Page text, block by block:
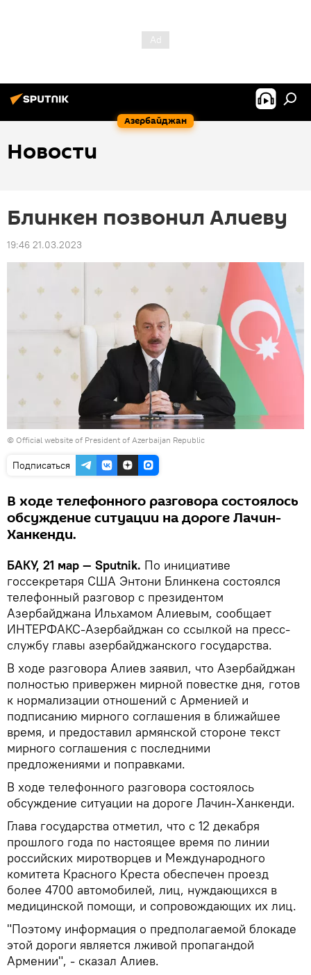
Азербайджан
Новости
Блинкен позвонил Алиеву
19:46 21.03.2023
© Official website of President of Azerbaijan Republic
Подписаться
В ходе телефонного разговора состоялось
обсуждение ситуации на дороге Лачин-
Ханкенди.
БАКУ, 21 мар — Sputnik. По инициативе
госсекретаря США Энтони Блинкена состоялся
телефонный разговор с президентом
Азербайджана Ильхамом Алиевым, сообщает
ИНТЕРФАКС-Азербайджан со ссылкой на пресс-
службу главы азербайджанского государства.
В ходе разговора Алиев заявил, что Азербайджан
полностью привержен мирной повестке дня, готов
к нормализации отношений с Арменией и
подписанию мирного соглашения в ближайшее
время, и предоставил армянской стороне текст
мирного соглашения с последними
предложениями и поправками.
В ходе телефонного разговора состоялось
обсуждение ситуации на дороге Лачин-Ханкенди.
Глава государства отметил, что с 12 декабря
прошлого года по настоящее время по линии
российских миротворцев и Международного
комитета Красного Креста обеспечен проезд
более 4700 автомобилей, лиц, нуждающихся в
медицинской помощи, и сопровождающих их лиц.
"Поэтому информация о предполагаемой блокаде
этой дороги является лживой пропагандой
Армении", - сказал Алиев.